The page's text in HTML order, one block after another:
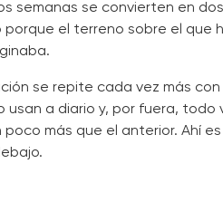
semanas se convierten en
porque el terreno sobre el que
se repite cada vez más
usan a diario y, por fuera,
poco más que el anterior. Ahí